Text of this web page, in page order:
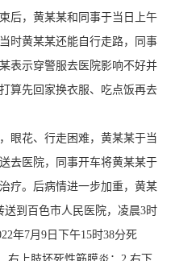
后，黄某某和同事于当日上午
时黄某某还能自行走路，同事
表示穿警服去医院影响不好并
算先回家换衣服、吃点饭再去
眼花、行走困难，黄某某于当
去医院，同事开车将黄某某于
疗。后病情进一步加重，黄某
送到百色市人民医院，凌晨3时
年7月9日下午15时38分死